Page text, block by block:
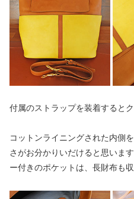
付属のストラップを装着すると
コットンライニングされた内側
さがお分かりいだけると思いま
ー付きのポケットは、長財布も